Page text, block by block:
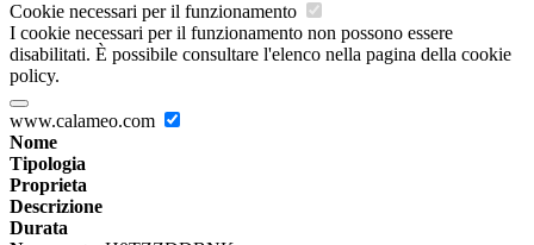
Cookie necessari per il funzionamento
I cookie necessari per il funzionamento non possono essere
disabilitati. È possibile consultare l'elenco nella pagina della cookie
policy.
www.calameo.com
Nome
Tipologia
Proprieta
Descrizione
Durata